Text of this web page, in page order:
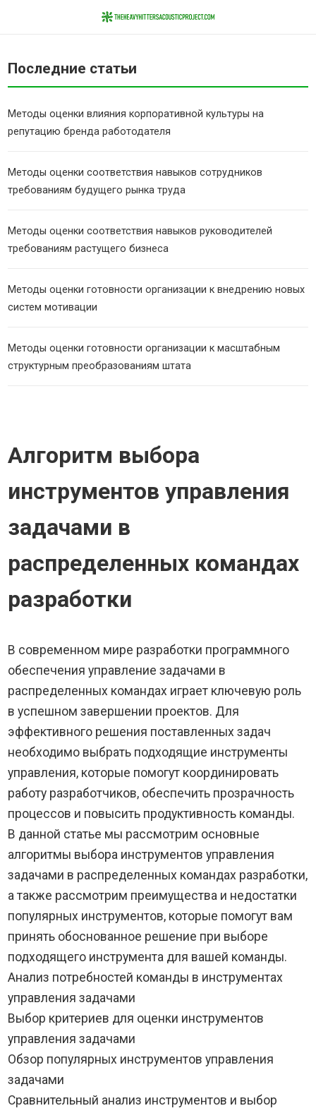
Последние статьи
Методы оценки влияния корпоративной культуры на
репутацию бренда работодателя
Методы оценки соответствия навыков сотрудников
требованиям будущего рынка труда
Методы оценки соответствия навыков руководителей
требованиям растущего бизнеса
Методы оценки готовности организации к внедрению новых
систем мотивации
Методы оценки готовности организации к масштабным
структурным преобразованиям штата
Алгоритм выбора
инструментов управления
задачами в
распределенных командах
разработки
В современном мире разработки программного
обеспечения управление задачами в
распределенных командах играет ключевую роль
в успешном завершении проектов. Для
эффективного решения поставленных задач
необходимо выбрать подходящие инструменты
управления, которые помогут координировать
работу разработчиков, обеспечить прозрачность
процессов и повысить продуктивность команды.
В данной статье мы рассмотрим основные
алгоритмы выбора инструментов управления
задачами в распределенных командах разработки,
а также рассмотрим преимущества и недостатки
популярных инструментов, которые помогут вам
принять обоснованное решение при выборе
подходящего инструмента для вашей команды.
Анализ потребностей команды в инструментах
управления задачами
Выбор критериев для оценки инструментов
управления задачами
Обзор популярных инструментов управления
задачами
Сравнительный анализ инструментов и выбор